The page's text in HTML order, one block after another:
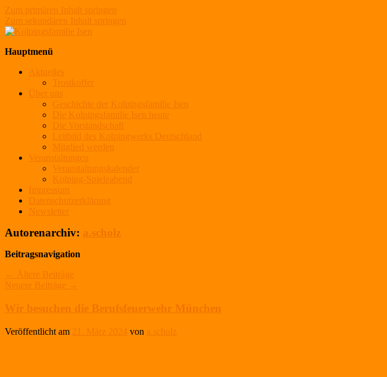
Zum primären Inhalt springen
Zum sekundären Inhalt springen
Hauptmenü
Aktuelles
Trostkoffer
Über uns
Geschichte der Kolpingsfamilie Isen
Die Kolpingsfamilie Isen heute
Die Vorstandschaft
Leitbild des Kolpingwerks Deutschland
Mitglied werden
Veranstaltungen
Veranstaltungskalender
Kolping-Spieleabend
Impressum
Datenschutzerklärung
Newsletter
Autorenarchiv: a.scholz
Beitragsnavigation
←
Ältere Beiträge
Neuere Beiträge →
Wir besuchen die Berufsfeuerwehr München
Veröffentlicht am 21. März 2024 von a.scholz